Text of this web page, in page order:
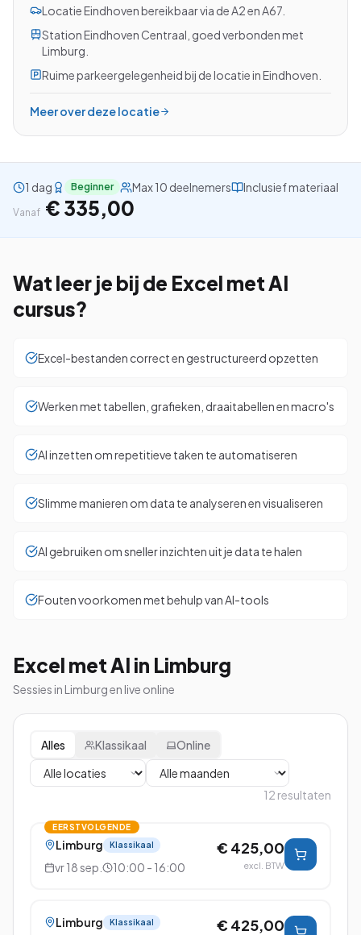
Bekijk alle cursussen
Gratis studiegids downloaden
4.8/5
Locatie Eindhoven bereikbaar via de A2 en A67.
Station Eindhoven Centraal, goed verbonden met
Limburg.
Ruime parkeergelegenheid bij de locatie in Eindhoven.
Meer over deze locatie
1 dag Beginner Max 10 deelnemers Inclusief materiaal
Vanaf € 335,00
Wat leer je bij de Excel met AI
cursus?
Excel-bestanden correct en gestructureerd opzetten
Werken met tabellen, grafieken, draaitabellen en macro's
AI inzetten om repetitieve taken te automatiseren
Slimme manieren om data te analyseren en visualiseren
AI gebruiken om sneller inzichten uit je data te halen
Fouten voorkomen met behulp van AI-tools
Excel met AI in Limburg
Sessies in Limburg en live online
Alles Klassikaal Online
12 resultaten
EERSTVOLGENDE
Limburg Klassikaal
vr 18 sep. 10:00 - 16:00
€ 425,00
excl. BTW
Limburg Klassikaal € 425,00